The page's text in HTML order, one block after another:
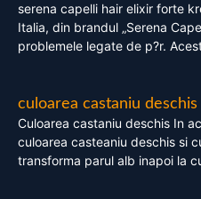
serena capelli hair elixir forte
Italia, din brandul „Serena
problemele legate de p?r.
culoarea castaniu deschis
Culoarea castaniu deschis In
culoarea casteaniu deschis si
transforma parul alb inapoi la